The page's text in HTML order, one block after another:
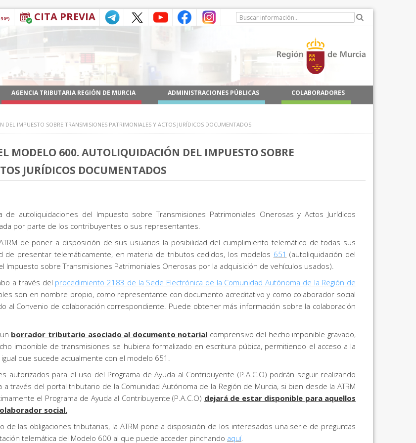
CITA PREVIA
AGENCIA TRIBUTARIA REGIÓN DE MURCIA ADMINISTRACIONES PÚBLICAS COLABORADORES
IMPUESTO SOBRE TRANSMISIONES PATRIMONIALES Y ACTOS JURÍDICOS DOCUMENTADOS
MODELO 600. AUTOLIQUIDACIÓN DEL IMPUESTO SOBRE
JURÍDICOS DOCUMENTADOS
autoliquidaciones del Impuesto sobre Transmisiones Patrimoniales Onerosas y Actos Jurídicos
por parte de los contribuyentes o sus representantes.
de poner a disposición de sus usuarios la posibilidad del cumplimiento telemático de todas sus
de presentar telemáticamente, en materia de tributos cedidos, los modelos 651 (autoliquidación del
Impuesto sobre Transmisiones Patrimoniales Onerosas por la adquisición de vehículos usados).
a través del procedimiento 2183 de la Sede Electrónica de la Comunidad Autónoma de la Región de
son en nombre propio, como representante con documento acreditativo y como colaborador social
al Convenio de colaboración correspondiente. Puede obtener más información sobre la colaboración
borrador tributario asociado al documento notarial comprensivo del hecho imponible gravado,
imponible de transmisiones se hubiera formalizado en escritura púbica, permitiendo el acceso a la
que sucede actualmente con el modelo 651.
autorizados para el uso del Programa de Ayuda al Contribuyente (P.A.C.O) podrán seguir realizando
través del portal tributario de la Comunidad Autónoma de la Región de Murcia, si bien desde la ATRM
el Programa de Ayuda al Contribuyente (P.A.C.O) dejará de estar disponible para aquellos
social.
de las obligaciones tributarias, la ATRM pone a disposición de los interesados una serie de preguntas
telemática del Modelo 600 al que puede acceder pinchando aquí.